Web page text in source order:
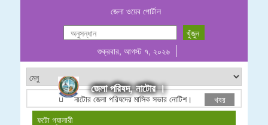
জেলা ওয়েব পোর্টাল
শুক্রবার, আগস্ট ৭, ২০২৬
জেলা পরিষদ, নাটোর ।
নাটোর জেলা পরিষদের মাসিক সভার নোটিশ। ঠিকাদারী
খবর
ফটো গ্যালারী